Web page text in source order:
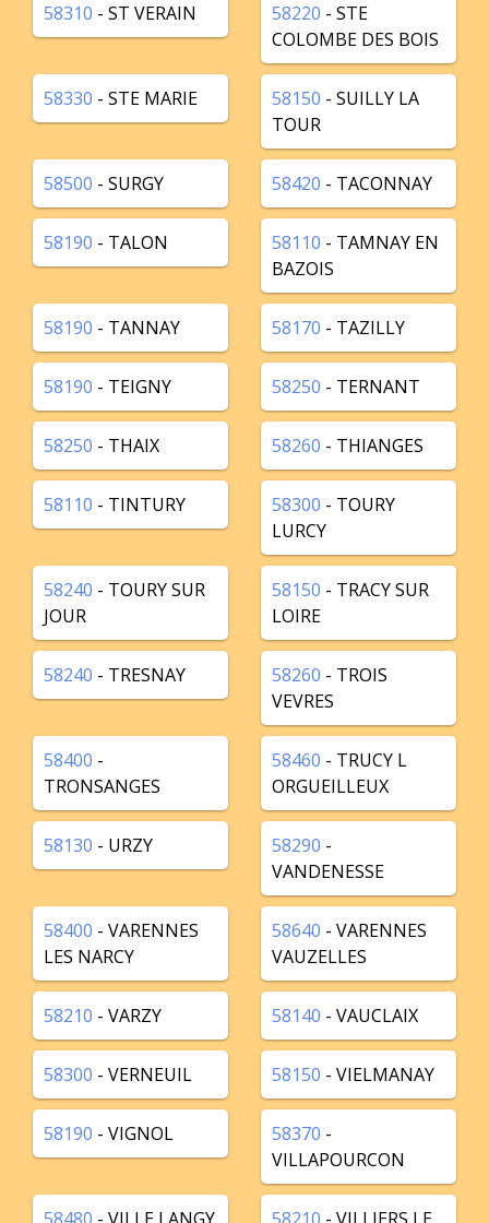
58310 - ST VERAIN 58220 - STE
COLOMBE DES BOIS
58330 - STE MARIE 58150 - SUILLY LA
TOUR
58500 - SURGY 58420 - TACONNAY
58190 - TALON 58110 - TAMNAY EN
BAZOIS
58190 - TANNAY 58170 - TAZILLY
58190 - TEIGNY 58250 - TERNANT
58250 - THAIX 58260 - THIANGES
58110 - TINTURY 58300 - TOURY
LURCY
58240 - TOURY SUR
JOUR
58150 - TRACY SUR
LOIRE
58240 - TRESNAY 58260 - TROIS
VEVRES
58400 -
TRONSANGES
58460 - TRUCY L
ORGUEILLEUX
58130 - URZY 58290 -
VANDENESSE
58400 - VARENNES
LES NARCY
58640 - VARENNES
VAUZELLES
58210 - VARZY 58140 - VAUCLAIX
58300 - VERNEUIL 58150 - VIELMANAY
58190 - VIGNOL 58370 -
VILLAPOURCON